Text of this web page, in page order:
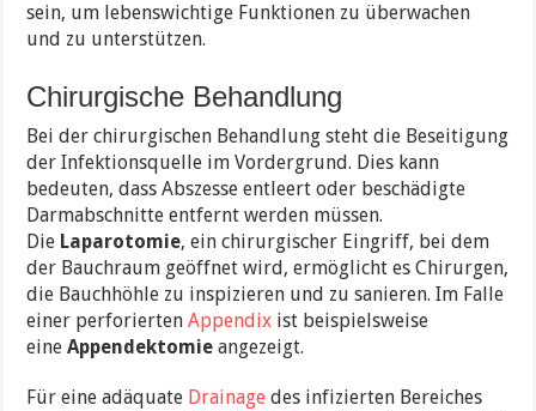
sein, um lebenswichtige Funktionen zu überwachen
und zu unterstützen.
Chirurgische Behandlung
Bei der chirurgischen Behandlung steht die Beseitigung
der Infektionsquelle im Vordergrund. Dies kann
bedeuten, dass Abszesse entleert oder beschädigte
Darmabschnitte entfernt werden müssen.
Die Laparotomie, ein chirurgischer Eingriff, bei dem
der Bauchraum geöffnet wird, ermöglicht es Chirurgen,
die Bauchhöhle zu inspizieren und zu sanieren. Im Falle
einer perforiertenAppendix ist beispielsweise
eineAppendektomie angezeigt.
Für eine adäquate Drainage des infizierten Bereiches